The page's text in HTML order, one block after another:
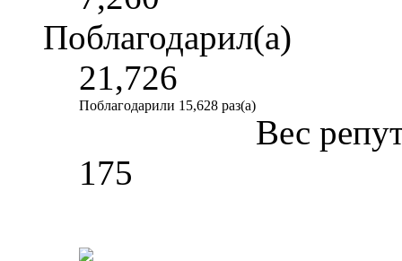
Поблагодарил(а)
21,726
Поблагодарили 15,628 раз(а)
Вес
175